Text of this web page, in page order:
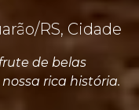
RS, Cidade
de belas
rica história.